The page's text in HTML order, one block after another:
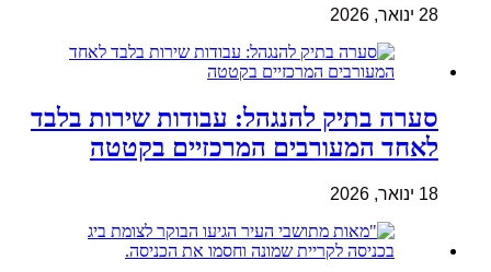
28 ינואר, 2026
סערה בתיק להנגהל: עבודות שירות בלבד
לאחד המעורבים המרכזיים בקטטה
18 ינואר, 2026